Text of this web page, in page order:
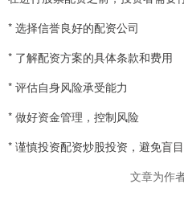
* 选择信誉良好的配资公司
* 了解配资方案的具体条款和费用
* 评估自身风险承受能力
* 做好资金管理，控制风险
* 谨慎投资配资炒股投资，避免盲
文章为作